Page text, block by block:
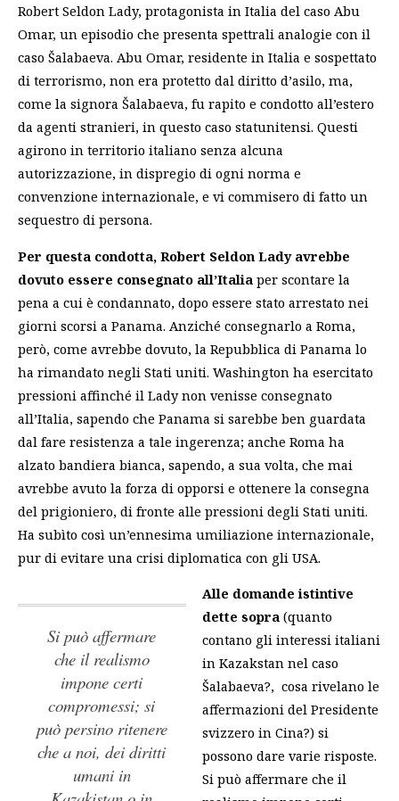
Robert Seldon Lady, protagonista in Italia del caso Abu
Omar, un episodio che presenta spettrali analogie con il
caso Šalabaeva. Abu Omar, residente in Italia e sospettato
di terrorismo, non era protetto dal diritto d’asilo, ma,
come la signora Šalabaeva, fu rapito e condotto all’estero
da agenti stranieri, in questo caso statunitensi. Questi
agirono in territorio italiano senza alcuna
autorizzazione, in dispregio di ogni norma e
convenzione internazionale, e vi commisero di fatto un
sequestro di persona.
Per questa condotta, Robert Seldon Lady avrebbe
dovuto essere consegnato all’Italia per scontare la
pena a cui è condannato, dopo essere stato arrestato nei
giorni scorsi a Panama. Anziché consegnarlo a Roma,
però, come avrebbe dovuto, la Repubblica di Panama lo
ha rimandato negli Stati uniti. Washington ha esercitato
pressioni affinché il Lady non venisse consegnato
all’Italia, sapendo che Panama si sarebbe ben guardata
dal fare resistenza a tale ingerenza; anche Roma ha
alzato bandiera bianca, sapendo, a sua volta, che mai
avrebbe avuto la forza di opporsi e ottenere la consegna
del prigioniero, di fronte alle pressioni degli Stati uniti.
Ha subìto così un’ennesima umiliazione internazionale,
pur di evitare una crisi diplomatica con gli USA.
Si può affermare
che il realismo
impone certi
compromessi; si
può persino ritenere
che a noi, dei diritti
umani in
Alle domande istintive
dette sopra (quanto
contano gli interessi italiani
in Kazakstan nel caso
Šalabaeva?, cosa rivelano le
affermazioni del Presidente
svizzero in Cina?) si
possono dare varie risposte.
Si può affermare che il